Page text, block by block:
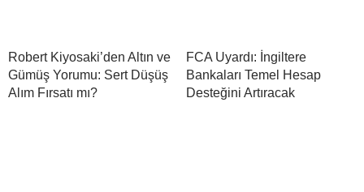
Robert Kiyosaki’den Altın ve
Gümüş Yorumu: Sert Düşüş
Alım Fırsatı mı?
FCA Uyardı: İngiltere
Bankaları Temel Hesap
Desteğini Artıracak